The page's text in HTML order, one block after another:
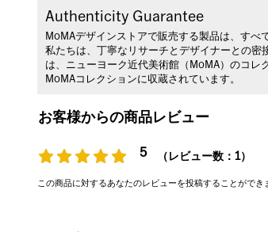
Authenticity Guarantee
MoMAデザインストアで販売する製品は、すべ
私たちは、丁寧なリサーチとデザイナーとの密
は、ニューヨーク近代美術館（MoMA）のコレ
MoMAコレクションに収蔵されています。
お客様からの商品レビュー
5 （レビュー数：1）
この商品に対するあなたのレビューを投稿することができ